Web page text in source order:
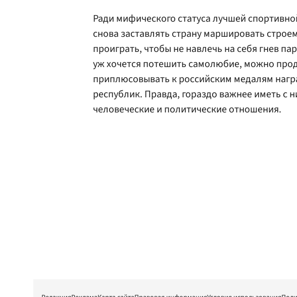
Ради мифического статуса лучшей
снова заставлять страну маршировать
проиграть, чтобы не навлечь на себя гнев
уж хочется потешить самолюбие, можно
приплюсовывать к российским медалям
республик. Правда, гораздо важнее иметь с
человеческие и политические отношения.